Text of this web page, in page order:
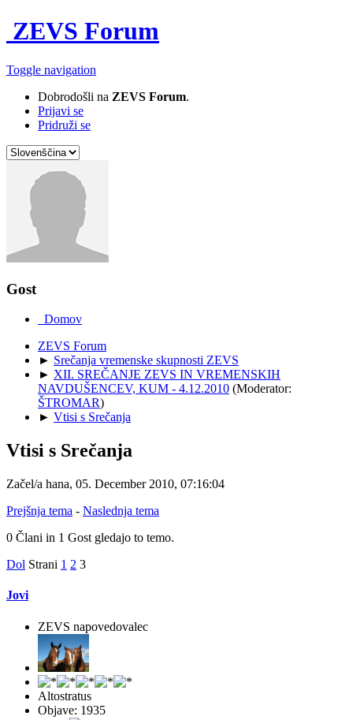
ZEVS Forum
Toggle navigation
Dobrodošli na ZEVS Forum.
Prijavi se
Pridruži se
Gost
Domov
ZEVS Forum
► Srečanja vremenske skupnosti ZEVS
► XII. SREČANJE ZEVS IN VREMENSKIH
NAVDUŠENCEV, KUM - 4.12.2010 (Moderator:
ŠTROMAR)
► Vtisi s Srečanja
Vtisi s Srečanja
Začel/a hana, 05. December 2010, 07:16:04
Prejšnja tema - Naslednja tema
0 Člani in 1 Gost gledajo to temo.
Dol Strani 1 2 3
Jovi
ZEVS napovedovalec
Altostratus
Objave: 1935